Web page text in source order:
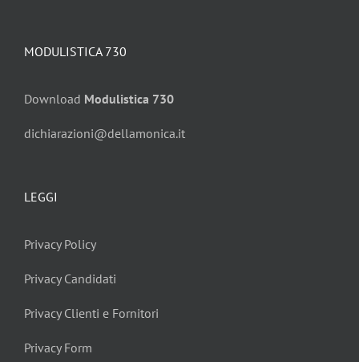
MODULISTICA 730
Download Modulistica 730
dichiarazioni@dellamonica.it
LEGGI
Privacy Policy
Privacy Candidati
Privacy Clienti e Fornitori
Privacy Form